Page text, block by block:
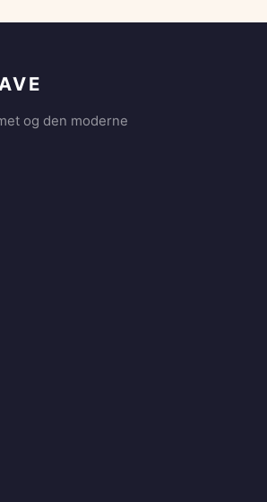
og den moderne